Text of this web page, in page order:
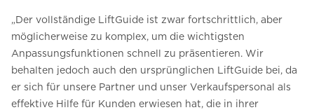
„Der vollständige LiftGuide ist zwar fortschrittlich, aber
möglicherweise zu komplex, um die wichtigsten
Anpassungsfunktionen schnell zu präsentieren. Wir
behalten jedoch auch den ursprünglichen LiftGuide bei, da
er sich für unsere Partner und unser Verkaufspersonal als
effektive Hilfe für Kunden erwiesen hat, die in ihrer